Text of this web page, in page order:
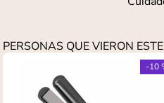
PERSONAS QUE VIERON
-10